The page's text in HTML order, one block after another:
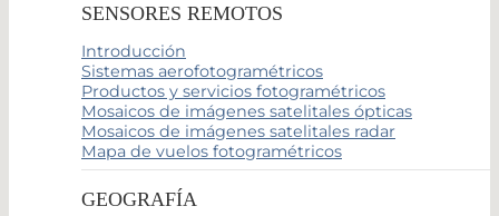
SENSORES REMOTOS
Introducción
Sistemas aerofotogramétricos
Productos y servicios fotogramétricos
Mosaicos de imágenes satelitales ópticas
Mosaicos de imágenes satelitales radar
Mapa de vuelos fotogramétricos
GEOGRAFÍA